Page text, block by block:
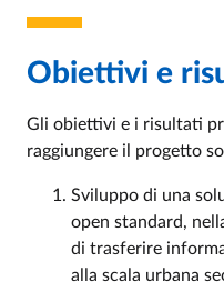
Obiettivi e
Gli obiettivi e i risultati
raggiungere il progetto
Sviluppo di una
open standard,
di trasferire
alla scala urbana